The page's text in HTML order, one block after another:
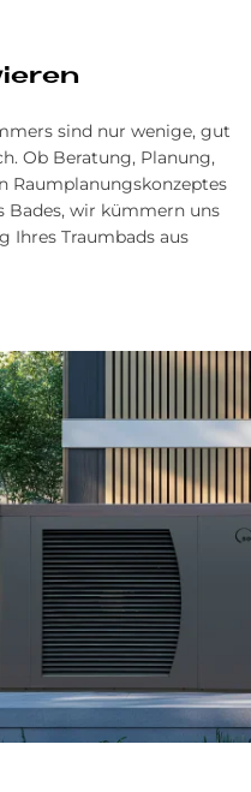
sind nur wenige, gut
Ob Beratung, Planung,
Raumplanungskonzeptes
Bades, wir kümmern uns
Ihres Traumbads aus